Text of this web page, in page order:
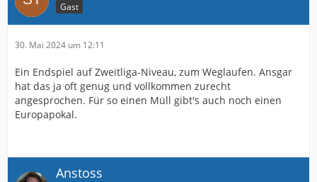
Gast
30. Mai 2024 um 12:11
Ein Endspiel auf Zweitliga-Niveau, zum Weglaufen. Ansgar
hat das ja oft genug und vollkommen zurecht
angesprochen. Für so einen Müll gibt's auch noch einen
Europapokal.
Anstoss